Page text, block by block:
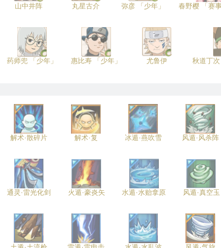
山中井阵 丸星古介 弥彦 「少年」 春野樱 「赛
药师兜 「少年」 惠比寿 「少年」 尤鲁伊 秋道丁
解术·散碎片 解术·复 冰遁·燕吹雪 风遁·风杀阵
通灵·雷光化剑 火遁·豪炎矢 水遁·水贻拿原 风遁·真空玉